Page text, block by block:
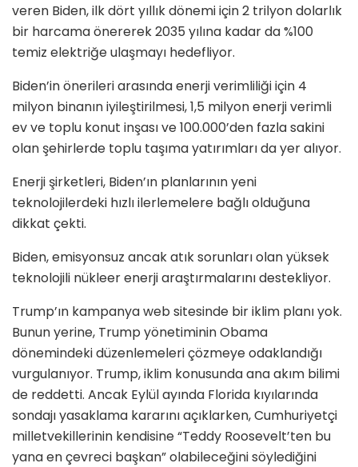
veren Biden, ilk dört yıllık dönemi için 2 trilyon dolarlık
bir harcama önererek 2035 yılına kadar da %100
temiz elektriğe ulaşmayı hedefliyor.
Biden’in önerileri arasında enerji verimliliği için 4
milyon binanın iyileştirilmesi, 1,5 milyon enerji verimli
ev ve toplu konut inşası ve 100.000’den fazla sakini
olan şehirlerde toplu taşıma yatırımları da yer alıyor.
Enerji şirketleri, Biden’ın planlarının yeni
teknolojilerdeki hızlı ilerlemelere bağlı olduğuna
dikkat çekti.
Biden, emisyonsuz ancak atık sorunları olan yüksek
teknolojili nükleer enerji araştırmalarını destekliyor.
Trump’ın kampanya web sitesinde bir iklim planı yok.
Bunun yerine, Trump yönetiminin Obama
dönemindeki düzenlemeleri çözmeye odaklandığı
vurgulanıyor. Trump, iklim konusunda ana akım bilimi
de reddetti. Ancak Eylül ayında Florida kıyılarında
sondajı yasaklama kararını açıklarken, Cumhuriyetçi
milletvekillerinin kendisine “Teddy Roosevelt’ten bu
yana en çevreci başkan” olabileceğini söylediğini